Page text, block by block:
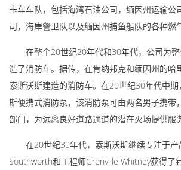
卡车车队，包括海湾石油公司，缅因州运输公
司，海岸警卫队以及缅因州捕鱼船队的各种燃
在整个20世纪20年代和30年代，公司为
造了消防车。据传，在肯纳邦克和缅因州的哈
索斯沃斯建造的消防车。在20世纪30年代中
斯便携式消防泵，该消防泵可由两名男子携带
部门，为远离良好道路通道的潜在火场提供服
在20世纪30年代，索斯沃斯继续专注于产
Southworth和工程师Grenville Whitney获得了